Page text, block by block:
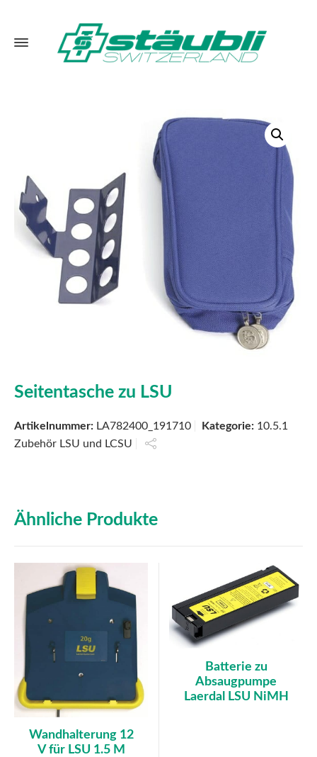
Seitentasche zu LSU
Artikelnummer: LA782400_191710 Kategorie: 10.5.1
Zubehör LSU und LCSU
Ähnliche Produkte
Wandhalterung 12
V für LSU 1.5 M
Batterie zu
Absaugpumpe
Laerdal LSU NiMH